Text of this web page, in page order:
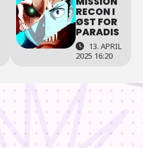
RECON I
ØST FOR
PARADIS
13. APRIL
2025 16:20